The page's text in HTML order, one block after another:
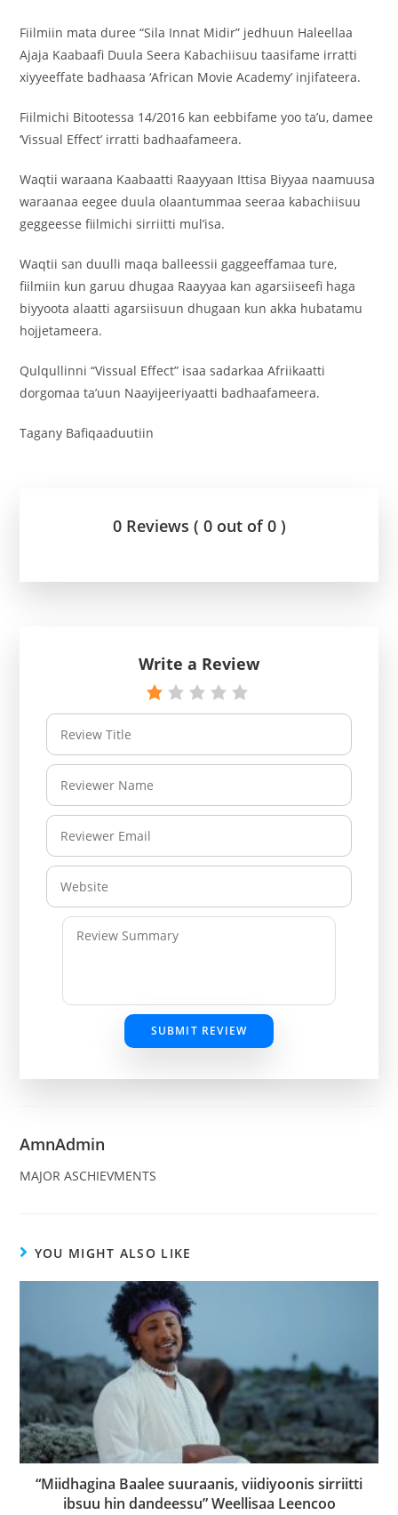
Fiilmiin mata duree “Sila Innat Midir” jedhuun Haleellaa
Ajaja Kaabaafi Duula Seera Kabachiisuu taasifame irratti
xiyyeeffate badhaasa ‘African Movie Academy’ injifateera.
Fiilmichi Bitootessa 14/2016 kan eebbifame yoo ta’u, damee
‘Vissual Effect’ irratti badhaafameera.
Waqtii waraana Kaabaatti Raayyaan Ittisa Biyyaa naamuusa
waraanaa eegee duula olaantummaa seeraa kabachiisuu
geggeesse fiilmichi sirriitti mul’isa.
Waqtii san duulli maqa balleessii gaggeeffamaa ture,
fiilmiin kun garuu dhugaa Raayyaa kan agarsiiseefi haga
biyyoota alaatti agarsiisuun dhugaan kun akka hubatamu
hojjetameera.
Qulqullinni “Vissual Effect” isaa sadarkaa Afriikaatti
dorgomaa ta’uun Naayijeeriyaatti badhaafameera.
Tagany Bafiqaaduutiin
0 Reviews ( 0 out of 0 )
Write a Review
SUBMIT REVIEW
AmnAdmin
MAJOR ASCHIEVMENTS
YOU MIGHT ALSO LIKE
“Miidhagina Baalee suuraanis, viidiyoonis sirriitti
ibsuu hin dandeessu” Weellisaa Leencoo